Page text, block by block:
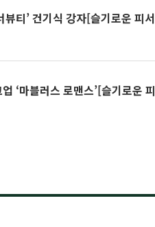
티’ 건기식 강자[슬기로운 피서
‘마블러스 로맨스’[슬기로운 피